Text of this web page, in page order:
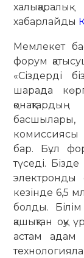
хабарлайды
Мемлекет
форум
«Сіздерді
шарада
басшылары,
комиссиясы
бар. Бұл
түседі.
электронды
кезінде 6,5
болды.
қашықтан оқу
астам адам